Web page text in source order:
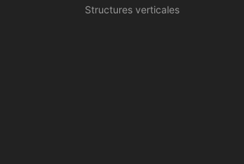
Structures verticales